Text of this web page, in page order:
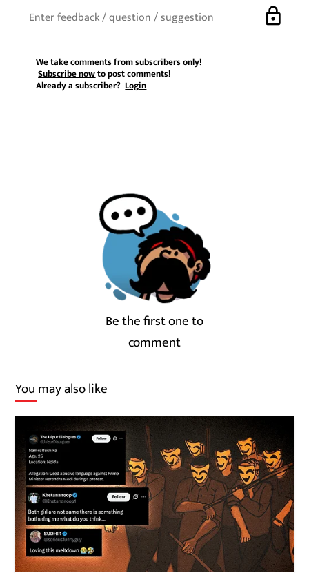
lock
We take comments from subscribers only!
Subscribe nowto post comments!
Already a subscriber?Login
Be the first one to
comment
You may also like